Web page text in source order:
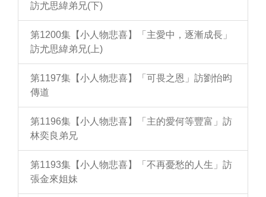
訪尤思緯弟兄(下)
第1200集【小人物悲喜】「主愛中，逐漸成長」
訪尤思緯弟兄(上)
第1197集【小人物悲喜】「可畏之恩」訪劉怡昀
傳道
第1196集【小人物悲喜】「主的愛何等豐富」訪
林奕良弟兄
第1193集【小人物悲喜】「不再憂愁的人生」訪
張金來姐妹